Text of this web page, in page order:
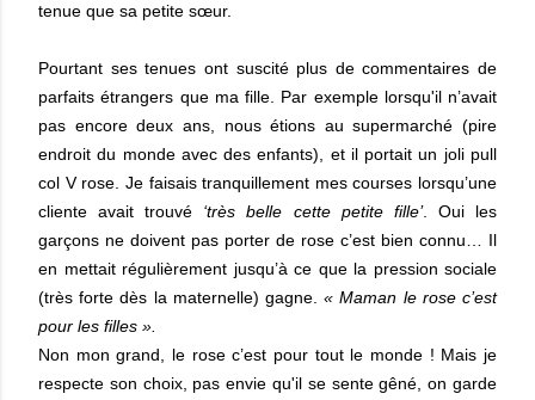
tenue que sa petite sœur.
Pourtant ses tenues ont suscité plus de commentaires de
parfaits étrangers que ma fille. Par exemple lorsqu'il n’avait
pas encore deux ans, nous étions au supermarché (pire
endroit du monde avec des enfants), et il portait un joli pull
col V rose. Je faisais tranquillement mes courses lorsqu’une
cliente avait trouvé ‘très belle cette petite fille’. Oui les
garçons ne doivent pas porter de rose c’est bien connu… Il
en mettait régulièrement jusqu’à ce que la pression sociale
(très forte dès la maternelle) gagne.« Maman le rose c’est
pour les filles ».
Non mon grand, le rose c’est pour tout le monde ! Mais je
respecte son choix, pas envie qu'il se sente gêné, on garde